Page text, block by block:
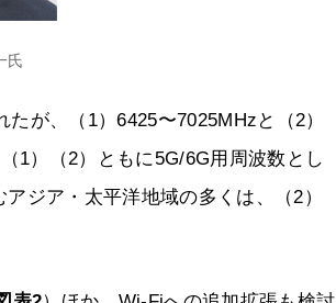
氏
が、（1）6425〜7025MHzと（2）
1）（2）ともに5G/6G用周波数とし
ジア・太平洋地域の多くは、（2）